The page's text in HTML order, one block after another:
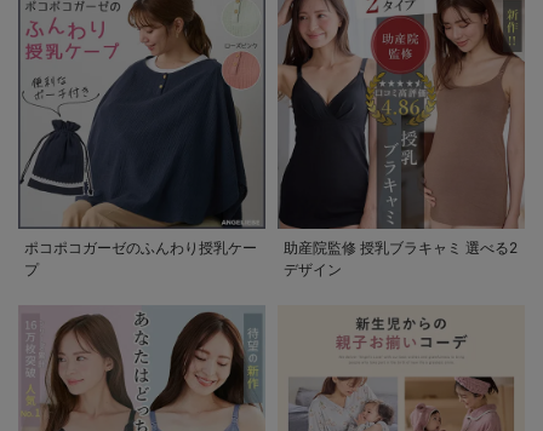
ポコポコガーゼのふんわり授乳ケー
プ
助産院監修 授乳ブラキャミ 選べる2
デザイン